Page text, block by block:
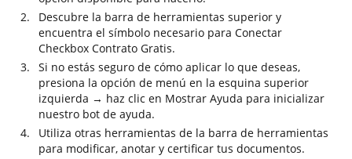
Descubre la barra de herramientas superior y
encuentra el símbolo necesario para Conectar
Checkbox Contrato Gratis.
Si no estás seguro de cómo aplicar lo que deseas,
presiona la opción de menú en la esquina superior
izquierda → haz clic en Mostrar Ayuda para inicializar
nuestro bot de ayuda.
Utiliza otras herramientas de la barra de herramientas
para modificar, anotar y certificar tus documentos.